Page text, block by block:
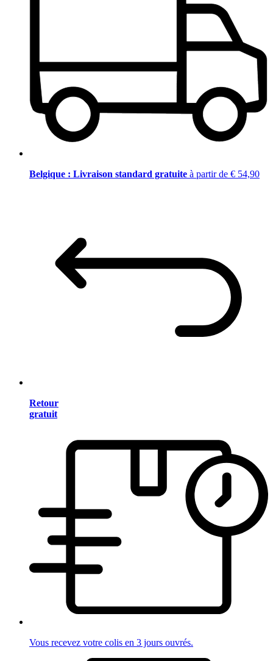
Belgique : Livraison standard gratuite à partir de € 54,90
Retour
gratuit
Vous recevez votre colis en 3 jours ouvrés.